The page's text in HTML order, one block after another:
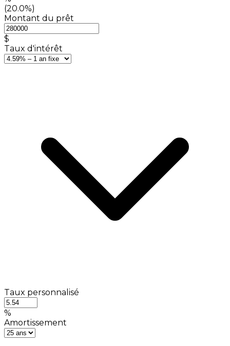
(20.0%)
Montant du prêt
$
Taux d'intérêt
Taux personnalisé
%
Amortissement